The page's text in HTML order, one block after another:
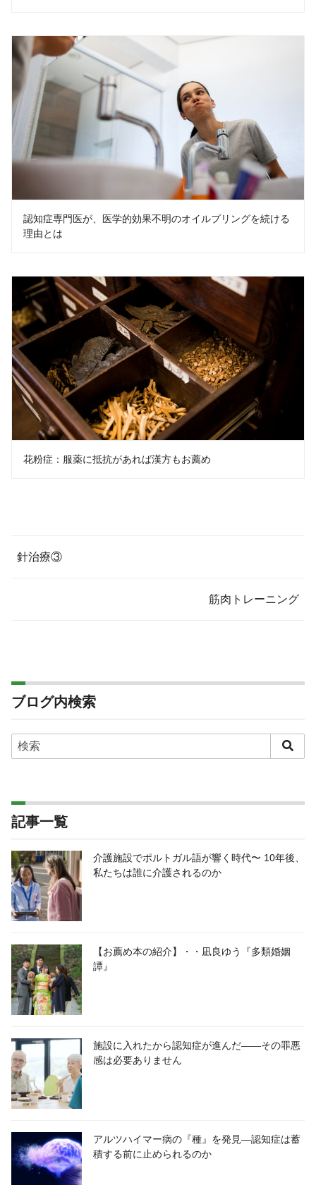
認知症専門医が、医学的効果不明のオイルプリングを続ける
理由とは
花粉症：服薬に抵抗があれば漢方もお薦め
針治療③
筋肉トレーニング
ブログ内検索
記事一覧
介護施設でポルトガル語が響く時代〜 10年後、
私たちは誰に介護されるのか
【お薦め本の紹介】・・凪良ゆう『多類婚姻
譚』
施設に入れたから認知症が進んだ――その罪悪
感は必要ありません
アルツハイマー病の『種』を発見―認知症は蓄
積する前に止められるのか